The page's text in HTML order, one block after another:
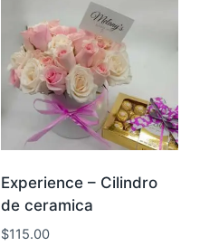
Experience – Cilindro
de ceramica
$115.00